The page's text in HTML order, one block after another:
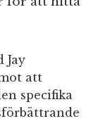
Jay
att
specifika